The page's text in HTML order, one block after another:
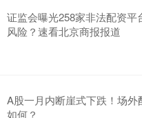
证监会曝光258家非法配资平
风险？速看北京商报报道
A股一月内断崖式下跌！场外
如何？